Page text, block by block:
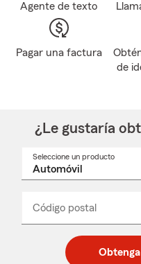
Agente de texto
Pagar una factura
de
¿Le gustaría
Seleccione un producto
Código postal
de
de
_____